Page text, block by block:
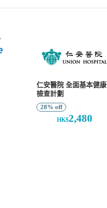
仁安醫院 全面基本健康
檢查計劃
28% off
HK$2,480